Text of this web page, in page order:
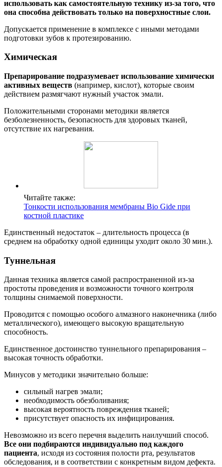
использовать как самостоятельную технику из-за того, что
она способна действовать только на поверхностные слои.
Допускается применение в комплексе с иными методами
подготовки зубов к протезированию.
Химическая
Препарирование подразумевает использование химически
активных веществ (например, кислот), которые своим
действием размягчают нужный участок эмали.
Положительными сторонами методики является
безболезненность, безопасность для здоровых тканей,
отсутствие их нагревания.
Читайте также:
Тонкости использования мембраны Bio Gide при
костной пластике
Единственный недостаток – длительность процесса (в
среднем на обработку одной единицы уходит около 30 мин.).
Туннельная
Данная техника является самой распространенной из-за
простоты проведения и возможности точного контроля
толщины снимаемой поверхности.
Проводится с помощью особого алмазного наконечника (либо
металлического), имеющего высокую вращательную
способность.
Единственное достоинство туннельного препарирования –
высокая точность обработки.
Минусов у методики значительно больше:
сильный нагрев эмали;
необходимость обезболивания;
высокая вероятность повреждения тканей;
присутствует опасность их инфицирования.
Невозможно из всего перечня выделить наилучший способ.
Все они подбираются индивидуально под каждого
пациента, исходя из состояния полости рта, результатов
обследования, и в соответствии с конкретным видом дефекта.